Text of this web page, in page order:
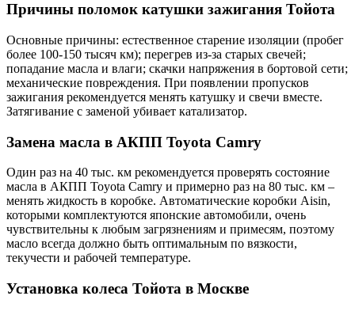
Причины поломок катушки зажигания Тойота
Основные причины: естественное старение изоляции (пробег
более 100-150 тысяч км); перегрев из-за старых свечей;
попадание масла и влаги; скачки напряжения в бортовой сети;
механические повреждения. При появлении пропусков
зажигания рекомендуется менять катушку и свечи вместе.
Затягивание с заменой убивает катализатор.
Замена масла в АКПП Toyota Camry
Один раз на 40 тыс. км рекомендуется проверять состояние
масла в АКПП Toyota Camry и примерно раз на 80 тыс. км –
менять жидкость в коробке. Автоматические коробки Aisin,
которыми комплектуются японские автомобили, очень
чувствительны к любым загрязнениям и примесям, поэтому
масло всегда должно быть оптимальным по вязкости,
текучести и рабочей температуре.
Установка колеса Тойота в Москве